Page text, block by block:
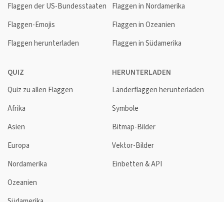
Flaggen der US-Bundesstaaten
Flaggen-Emojis
Flaggen herunterladen
Flaggen in Nordamerika
Flaggen in Ozeanien
Flaggen in Südamerika
QUIZ
Quiz zu allen Flaggen
Afrika
Asien
Europa
Nordamerika
Ozeanien
HERUNTERLADEN
Länderflaggen herunterladen
Symbole
Bitmap-Bilder
Vektor-Bilder
Einbetten & API